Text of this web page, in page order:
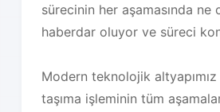
sürecinin her aşamasında
haberdar oluyor ve süreci
Modern teknolojik
taşıma işleminin tüm